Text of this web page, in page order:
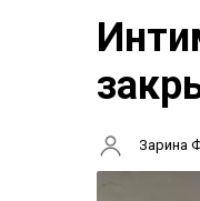
Зарина